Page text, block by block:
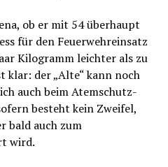
ob er mit 54 überhaupt
für den Feuerwehreinsatz
Kilogramm leichter als zu
klar: der „Alte“ kann noch
auch beim Atemschutz-
besteht kein Zweifel,
bald auch zum
wird.